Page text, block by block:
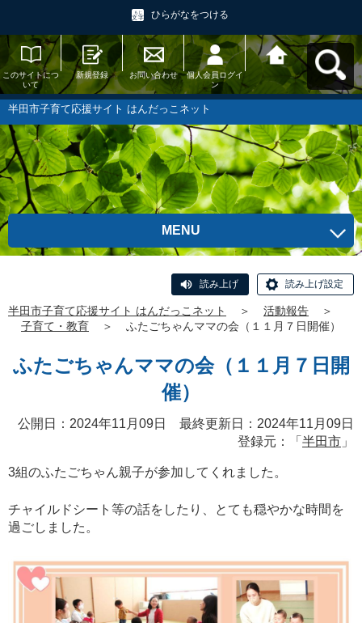
ひらがなをつける
このサイトにつ
いて
新規登録 お問い合わせ
個人会員ログイ
ン
半田市子育て応
援サイト はんだ
っこネットへ戻
半田市子育て応援サイト はんだっこネット
MENU
読み上げ 読み上げ設定
半田市子育て応援サイト はんだっこネット ＞ 活動報告
＞
子育て・教育
＞ ふたごちゃんママの会（１１月７日開催）
ふたごちゃんママの会（１１月７日開
催）
公開日：2024年11月09日 最終更新日：2024年11月09日
登録元：「 半田市 」
3組のふたごちゃん親子が参加してくれました。
チャイルドシート等の話をしたり、とても穏やかな時間を
過ごしました。